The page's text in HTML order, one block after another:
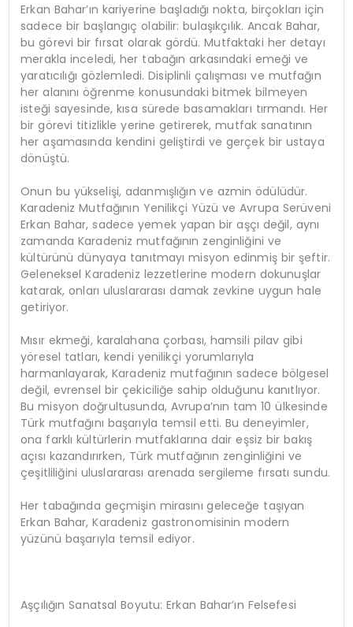
Erkan Bahar’ın kariyerine başladığı nokta, birçokları için
sadece bir başlangıç olabilir: bulaşıkçılık. Ancak Bahar,
bu görevi bir fırsat olarak gördü. Mutfaktaki her detayı
merakla inceledi, her tabağın arkasındaki emeği ve
yaratıcılığı gözlemledi. Disiplinli çalışması ve mutfağın
her alanını öğrenme konusundaki bitmek bilmeyen
isteği sayesinde, kısa sürede basamakları tırmandı. Her
bir görevi titizlikle yerine getirerek, mutfak sanatının
her aşamasında kendini geliştirdi ve gerçek bir ustaya
dönüştü.
Onun bu yükselişi, adanmışlığın ve azmin ödülüdür.
Karadeniz Mutfağının Yenilikçi Yüzü ve Avrupa Serüveni
Erkan Bahar, sadece yemek yapan bir aşçı değil, aynı
zamanda Karadeniz mutfağının zenginliğini ve
kültürünü dünyaya tanıtmayı misyon edinmiş bir şeftir.
Geleneksel Karadeniz lezzetlerine modern dokunuşlar
katarak, onları uluslararası damak zevkine uygun hale
getiriyor.
Mısır ekmeği, karalahana çorbası, hamsili pilav gibi
yöresel tatları, kendi yenilikçi yorumlarıyla
harmanlayarak, Karadeniz mutfağının sadece bölgesel
değil, evrensel bir çekiciliğe sahip olduğunu kanıtlıyor.
Bu misyon doğrultusunda, Avrupa’nın tam 10 ülkesinde
Türk mutfağını başarıyla temsil etti. Bu deneyimler,
ona farklı kültürlerin mutfaklarına dair eşsiz bir bakış
açısı kazandırırken, Türk mutfağının zenginliğini ve
çeşitliliğini uluslararası arenada sergileme fırsatı sundu.
Her tabağında geçmişin mirasını geleceğe taşıyan
Erkan Bahar, Karadeniz gastronomisinin modern
yüzünü başarıyla temsil ediyor.
Aşçılığın Sanatsal Boyutu: Erkan Bahar’ın Felsefesi